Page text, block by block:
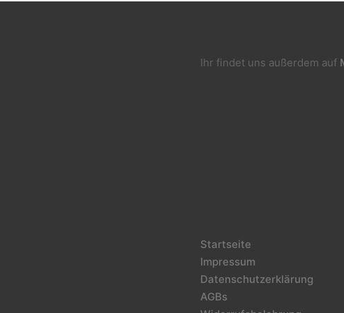
Ihr findet uns außerdem auf
Startseite
Impressum
Datenschutzerklärung
AGBs